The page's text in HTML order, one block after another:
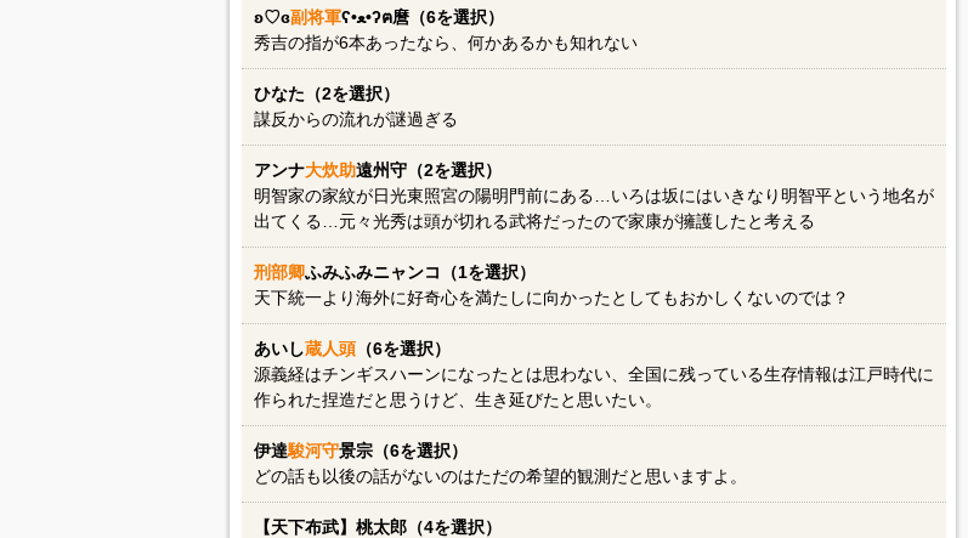
ʚ♡ɞ副将軍
ʕ•ﻌ•ʔฅ麿（6を選択）
秀吉の指が6本あったなら、何かあるかも知れない
ひなた（2を選択）
謀反からの流れが謎過ぎる
アンナ大炊助遠州守（2を選択）
明智家の家紋が日光東照宮の陽明門前にある…いろは坂にはいきなり明智平という地名が
出てくる…元々光秀は頭が切れる武将だったので家康が擁護したと考える
刑部卿ふみふみニャンコ（1を選択）
天下統一より海外に好奇心を満たしに向かったとしてもおかしくないのでは？
あいし蔵人頭（6を選択）
源義経はチンギスハーンになったとは思わない、全国に残っている生存情報は江戸時代に
作られた捏造だと思うけど、生き延びたと思いたい。
伊達駿河守景宗（6を選択）
どの話も以後の話がないのはただの希望的観測だと思いますよ。
【天下布武】桃太郎（4を選択）